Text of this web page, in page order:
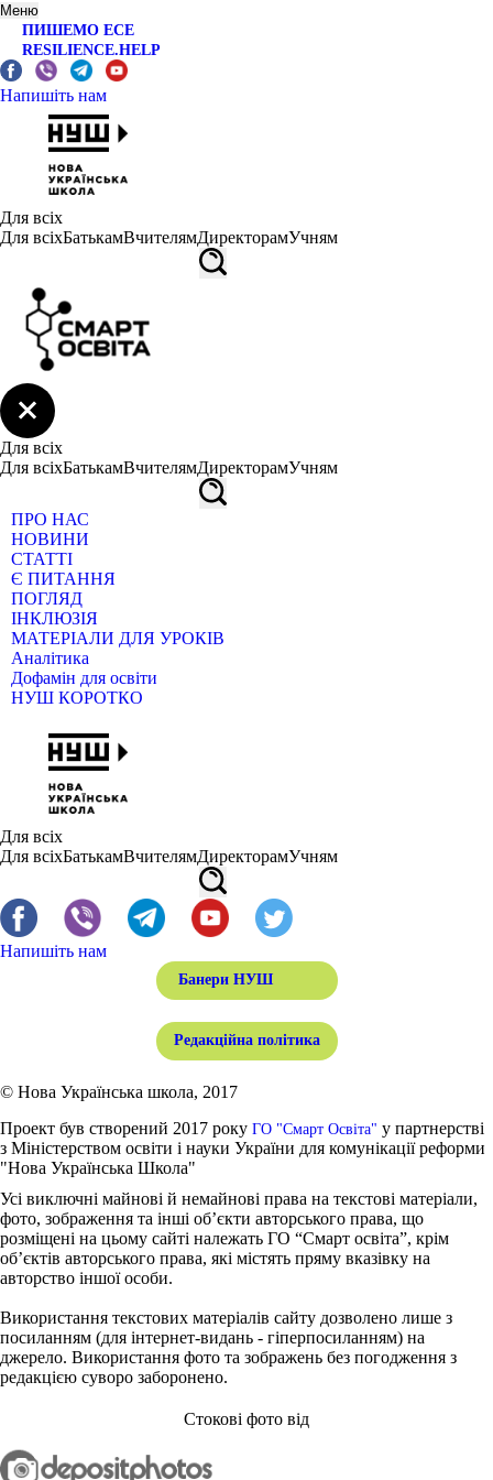
Меню
ПИШЕМО ЕСЕ
RESILIENCE.HELP
Напишіть нам
Для всіх
Для всіхБатькамВчителямДиректорамУчням
Для всіх
Для всіхБатькамВчителямДиректорамУчням
ПРО НАС
НОВИНИ
СТАТТІ
Є ПИТАННЯ
ПОГЛЯД
ІНКЛЮЗІЯ
МАТЕРІАЛИ ДЛЯ УРОКІВ
Аналітика
Дофамін для освіти
НУШ КОРОТКО
Для всіх
Для всіхБатькамВчителямДиректорамУчням
Напишіть нам
Банери НУШ
Редакційна політика
© Нова Українська школа, 2017
Проект був створений 2017 року ГО "Смарт Освіта" у партнерстві
з Міністерством освіти і науки України для комунікації реформи
"Нова Українська Школа"
Усі виключні майнові й немайнові права на текстові матеріали,
фото, зображення та інші об’єкти авторського права, що
розміщені на цьому сайті належать ГО “Смарт освіта”, крім
об’єктів авторського права, які містять пряму вказівку на
авторство іншої особи.
Використання текстових матеріалів сайту дозволено лише з
посиланням (для інтернет-видань - гіперпосиланням) на
джерело. Використання фото та зображень без погодження з
редакцією суворо заборонено.
Стокові фото від